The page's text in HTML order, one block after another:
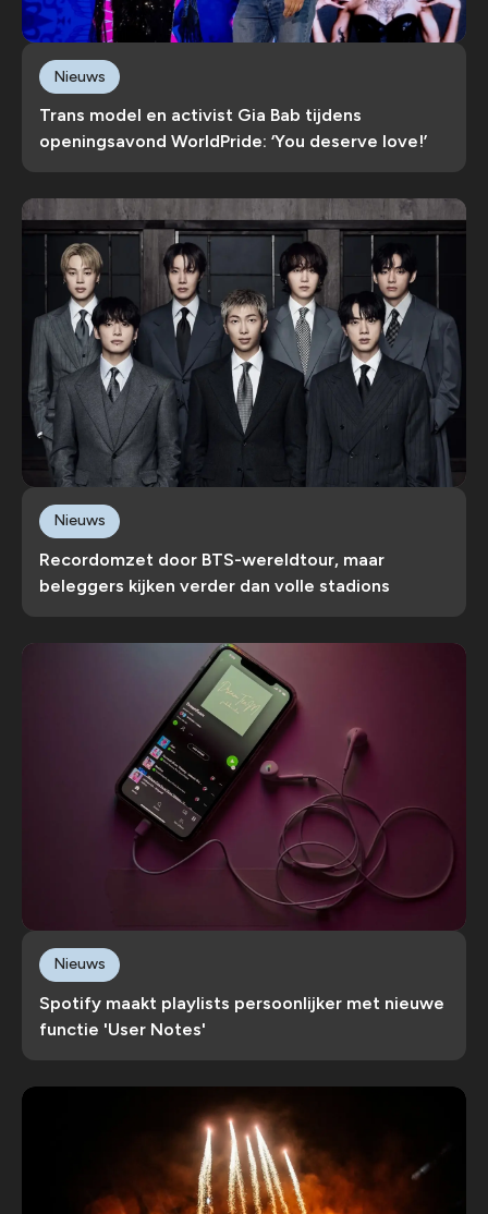
Trans model en activist Gia Bab tijdens
openingsavond WorldPride: ‘You deserve love!’
Nieuws
Recordomzet door BTS-wereldtour, maar
beleggers kijken verder dan volle stadions
Nieuws
Spotify maakt playlists persoonlijker met nieuwe
functie 'User Notes'
Nieuws